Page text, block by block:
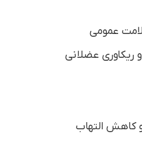
عمومی
ریکاوری عضلانی
کاهش التهاب